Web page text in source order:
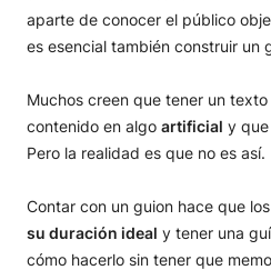
aparte de conocer el público
es esencial también construir un
Muchos creen que tener un
contenido en algo artificial y
Pero la realidad es que no es así.
Contar con un guion hace que los
su duración ideal y tener una
cómo hacerlo sin tener que